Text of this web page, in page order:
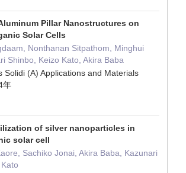
Pillar Nanostructures on
Solar Cells
Nonthanan Sitpathom, Minghui
Shinbo, Keizo Kato, Akira Baba
Solidi (A) Applications and Materials
年
of silver nanoparticles in
solar cell
Sachiko Jonai, Akira Baba, Kazunari